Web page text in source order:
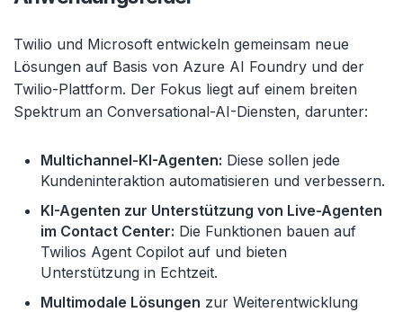
Twilio und Microsoft entwickeln gemeinsam neue
Lösungen auf Basis von Azure AI Foundry und der
Twilio-Plattform. Der Fokus liegt auf einem breiten
Spektrum an Conversational-AI-Diensten, darunter:
Multichannel-KI-Agenten: Diese sollen jede
Kundeninteraktion automatisieren und verbessern.
KI-Agenten zur Unterstützung von Live-Agenten
im Contact Center: Die Funktionen bauen auf
Twilios Agent Copilot auf und bieten
Unterstützung in Echtzeit.
Multimodale Lösungen zur Weiterentwicklung